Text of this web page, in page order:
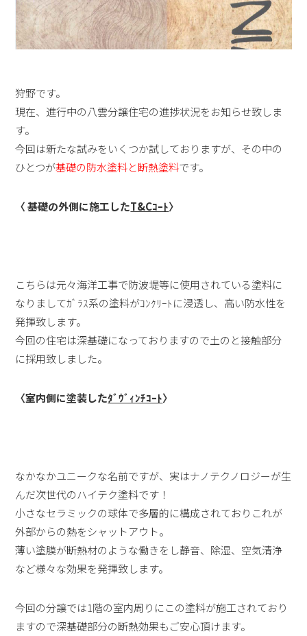
狩野です。
現在、進行中の八雲分譲住宅の進捗状況をお知らせ致しま
す。
今回は新たな試みをいくつか試しておりますが、その中の
ひとつが基礎の防水塗料と断熱塗料です。
〈 基礎の外側に施工したT&Cｺｰﾄ〉
こちらは元々海洋工事で防波堤等に使用されている塗料に
なりましてｶﾞﾗｽ系の塗料がｺﾝｸﾘｰﾄに浸透し、高い防水性を
発揮致します。
今回の住宅は深基礎になっておりますので土のと接触部分
に採用致しました。
〈室内側に塗装したﾀﾞｳﾞｨﾝﾁｺｰﾄ〉
なかなかユニークな名前ですが、実はナノテクノロジーが生
んだ次世代のハイテク塗料です！
小さなセラミックの球体で多層的に構成されておりこれが
外部からの熱をシャットアウト。
薄い塗膜が断熱材のような働きをし静音、除湿、空気清浄
など様々な効果を発揮致します。
今回の分譲では1階の室内周りにこの塗料が施工されており
ますので深基礎部分の断熱効果もご安心頂けます。